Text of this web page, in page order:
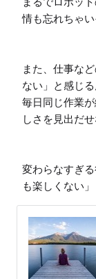
情も忘れちゃい
また、仕事な
ない」と感じる
毎日同じ作業
しさを見出だ
変わらなすぎ
も楽しくない